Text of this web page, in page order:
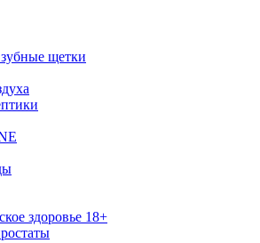
щетки
здоровье 18+